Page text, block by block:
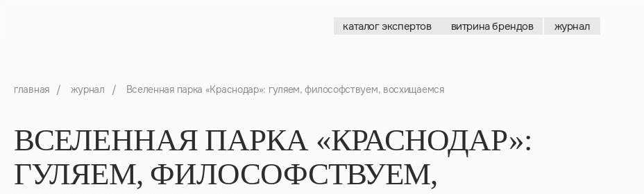
журнал
витрина брендов
каталог экспертов
главная / журнал / Вселенная парка «Краснодар»: гуляем, философствуем, восхищаемся
ВСЕЛЕННАЯ ПАРКА «КРАСНОДАР»:
ГУЛЯЕМ, ФИЛОСОФСТВУЕМ,